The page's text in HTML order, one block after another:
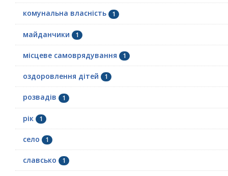
комунальна власність 1
майданчики 1
місцеве самоврядування 1
оздоровлення дітей 1
розвадів 1
рік 1
село 1
славсько 1